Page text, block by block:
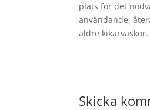
plats för det
användande,
äldre
Skicka